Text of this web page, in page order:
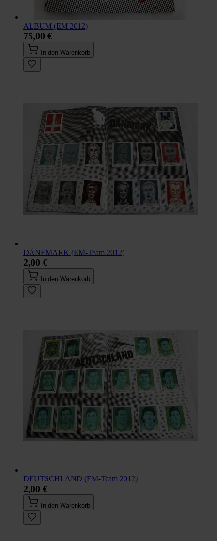
ALBUM (EM 2012)
75,00 €
In den Warenkorb
DÄNEMARK (EM-Team 2012)
2,00 €
In den Warenkorb
DEUTSCHLAND (EM-Team 2012)
2,00 €
In den Warenkorb